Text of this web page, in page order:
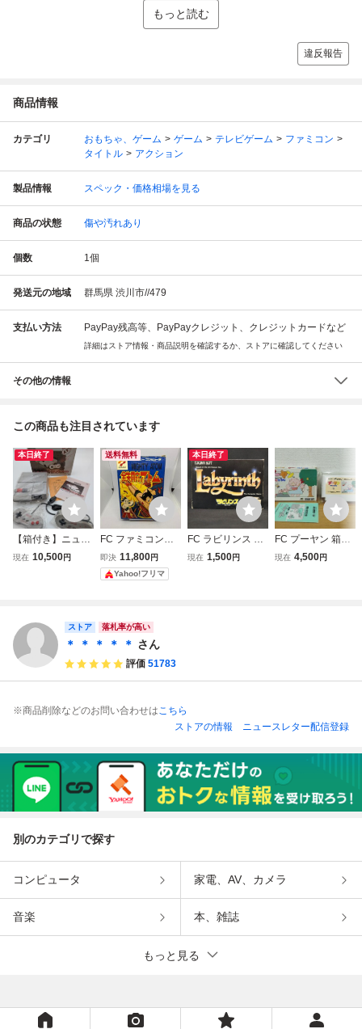
もっと読む
違反報告
商品情報
カテゴリ おもちゃ、ゲーム ゲーム テレビゲーム
ファミコン
タイトル
アクション
製品情報 スペック・価格相場を見る
商品の状態 傷や汚れあり
個数 1個
発送元の地域 群馬県 渋川市//479
支払い方法 PayPay残高等、PayPayクレジット、クレジットカードなど
詳細はストア情報・商品説明を確認するか、ストアに確認してください
その他の情報
この商品も注目されています
本日終了
【箱付き】ニュー
ファミコン・ Nint
現在 10,500円
送料無料
FC ファミコンソ
フト 鉄腕アトム
箱説キャラカード
付
即決 11,800円
Yahoo!フリマ
本日終了
FC ラビリンス La
byrinth 箱説付 フ
現在 1,500円
FC プーヤン 箱説
付き ハドソン フ
現在 4,500円
ストア 落札率が高い
＊ ＊ ＊ ＊ ＊ さん
評価 51783
※商品削除などのお問い合わせはこちら
ストアの情報
ニュースレター配信登録
別のカテゴリで探す
コンピュータ 家電、AV、カメラ
音楽 本、雑誌
もっと見る